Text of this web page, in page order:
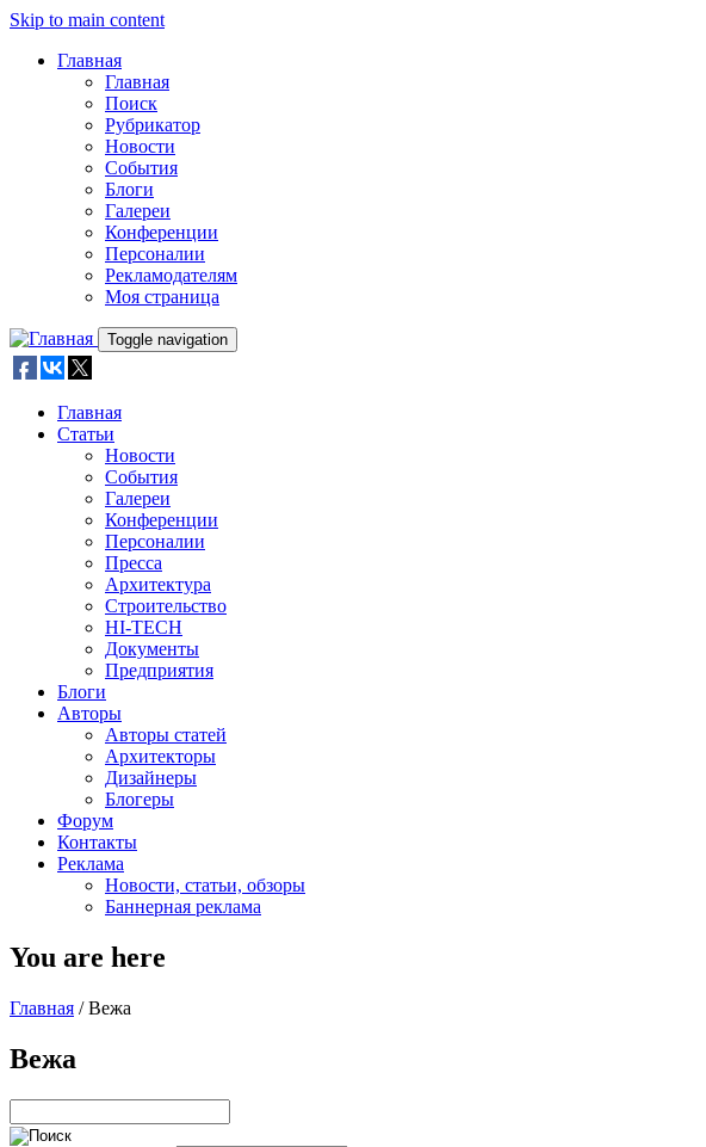
Skip to main content
Главная
Главная
Поиск
Рубрикатор
Новости
События
Блоги
Галереи
Конференции
Персоналии
Рекламодателям
Моя страница
Toggle navigation
Главная
Статьи
Новости
События
Галереи
Конференции
Персоналии
Пресса
Архитектура
Строительство
HI-TECH
Документы
Предприятия
Блоги
Авторы
Авторы статей
Архитекторы
Дизайнеры
Блогеры
Форум
Контакты
Реклама
Новости, статьи, обзоры
Баннерная реклама
You are here
Главная / Вежа
Вежа